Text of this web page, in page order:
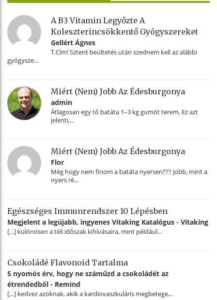
A B3 Vitamin Legyőzte A
Koleszterincsökkentő Gyógyszereket
Gellért Ágnes
T.Cím! Sztent beültetés után szednem kell az alábbi
gyógysze...
Miért (nem) Jobb Az Édesburgonya
admin
Átlagosan egy tő batáta 1–3 kg gumót terem. Ez azt
jelenti,...
Miért (nem) Jobb Az Édesburgonya
Flor
Még hogy nem finom a batáta nyersen??? Jobb, mint a
nyers ré...
Egészséges Immunrendszer 10 Lépésben
Megjelent a legújabb, ingyenes Vitaking Katalógus - Vitaking
[…] különösen a téli időszak kihívásaira, mint például...
Csokoládé Flavonoid Tartalma
5 nyomós érv, hogy ne száműzd a csokoládét az
étrendedből - Remind
[…] kedvez azoknak, akik a kardiovaszkuláris megbetege...